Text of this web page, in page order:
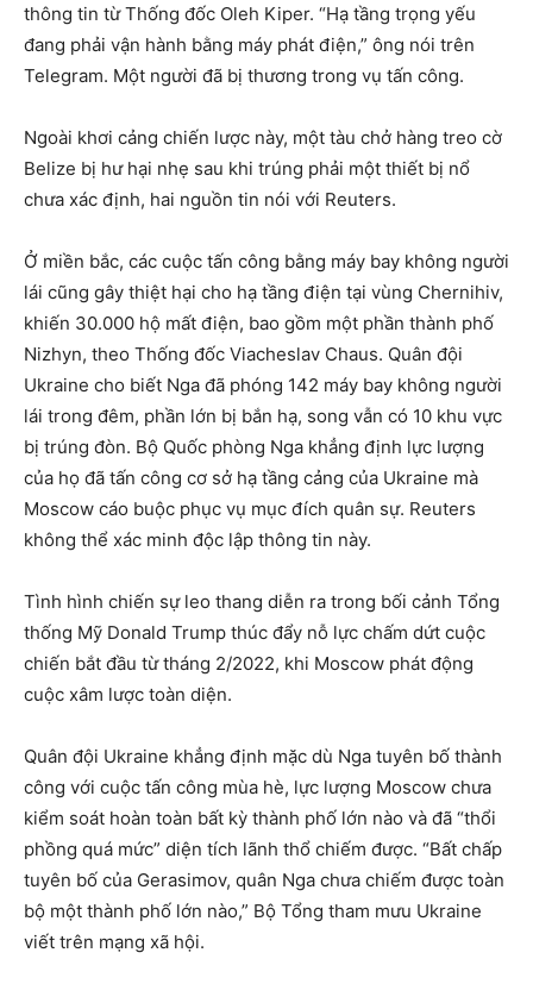
thông tin từ Thống đốc Oleh Kiper. “Hạ tầng trọng yếu
đang phải vận hành bằng máy phát điện,” ông nói trên
Telegram. Một người đã bị thương trong vụ tấn công.
Ngoài khơi cảng chiến lược này, một tàu chở hàng treo cờ
Belize bị hư hại nhẹ sau khi trúng phải một thiết bị nổ
chưa xác định, hai nguồn tin nói với Reuters.
Ở miền bắc, các cuộc tấn công bằng máy bay không người
lái cũng gây thiệt hại cho hạ tầng điện tại vùng Chernihiv,
khiến 30.000 hộ mất điện, bao gồm một phần thành phố
Nizhyn, theo Thống đốc Viacheslav Chaus. Quân đội
Ukraine cho biết Nga đã phóng 142 máy bay không người
lái trong đêm, phần lớn bị bắn hạ, song vẫn có 10 khu vực
bị trúng đòn. Bộ Quốc phòng Nga khẳng định lực lượng
của họ đã tấn công cơ sở hạ tầng cảng của Ukraine mà
Moscow cáo buộc phục vụ mục đích quân sự. Reuters
không thể xác minh độc lập thông tin này.
Tình hình chiến sự leo thang diễn ra trong bối cảnh Tổng
thống Mỹ Donald Trump thúc đẩy nỗ lực chấm dứt cuộc
chiến bắt đầu từ tháng 2/2022, khi Moscow phát động
cuộc xâm lược toàn diện.
Quân đội Ukraine khẳng định mặc dù Nga tuyên bố thành
công với cuộc tấn công mùa hè, lực lượng Moscow chưa
kiểm soát hoàn toàn bất kỳ thành phố lớn nào và đã “thổi
phồng quá mức” diện tích lãnh thổ chiếm được. “Bất chấp
tuyên bố của Gerasimov, quân Nga chưa chiếm được toàn
bộ một thành phố lớn nào,” Bộ Tổng tham mưu Ukraine
viết trên mạng xã hội.